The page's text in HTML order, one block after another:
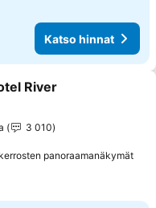
Katso hinnat
River
3 010
panoraamanäkymät